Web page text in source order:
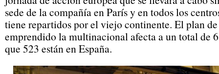
sede de la compañía en París y en todos los
tiene repartidos por el viejo continente. El plan
emprendido la multinacional afecta a un total de
que 523 están en España.